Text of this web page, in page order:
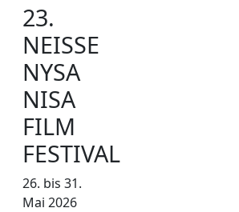
23.
NEISSE
NYSA
NISA
FILM
FESTIVAL
26. bis 31.
Mai 2026